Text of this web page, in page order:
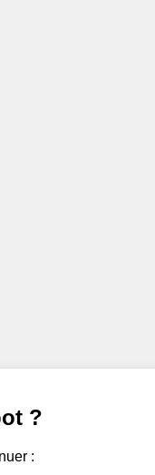
?
: